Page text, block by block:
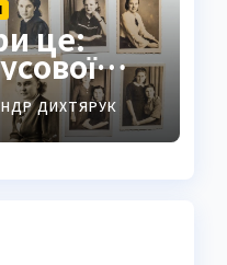
це:
ДИХТЯРУК